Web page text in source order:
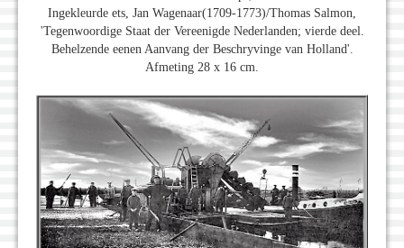
Ingekleurde ets, Jan Wagenaar(1709-1773)/Thomas Salmon,
'Tegenwoordige Staat der Vereenigde Nederlanden; vierde deel.
Behelzende eenen Aanvang der Beschryvinge van Holland'.
Afmeting 28 x 16 cm.